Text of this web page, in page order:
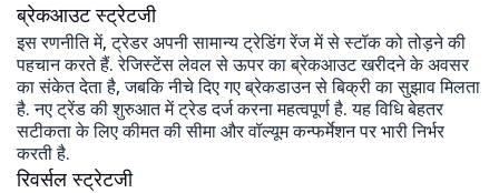
ब्रेकआउट स्ट्रेटजी
इस रणनीति में, ट्रेडर अपनी सामान्य ट्रेडिंग रेंज में से स्टॉक को तोड़ने की
पहचान करते हैं. रेजिस्टेंस लेवल से ऊपर का ब्रेकआउट खरीदने के अवसर
का संकेत देता है, जबकि नीचे दिए गए ब्रेकडाउन से बिक्री का सुझाव मिलता
है. नए ट्रेंड की शुरुआत में ट्रेड दर्ज करना महत्वपूर्ण है. यह विधि बेहतर
सटीकता के लिए कीमत की सीमा और वॉल्यूम कन्फर्मेशन पर भारी निर्भर
करती है.
रिवर्सल स्ट्रेटजी